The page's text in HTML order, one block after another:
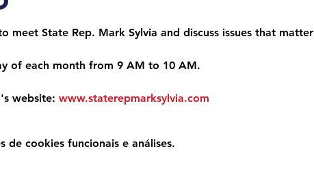
State Rep. Mark Sylvia and discuss issues that matter
of each month from 9 AM to 10 AM.
website: www.staterepmarksylvia.com
cookies funcionais e análises.